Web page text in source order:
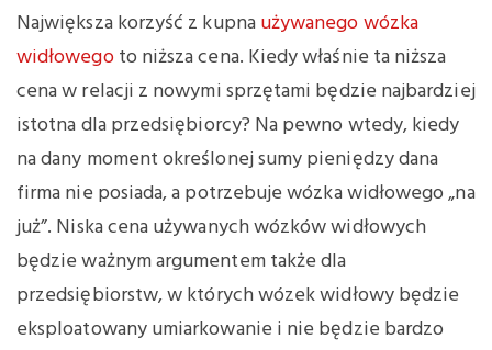
Największa korzyść z kupnaużywanego wózka
widłowegoto niższa cena. Kiedy właśnie ta niższa
cena w relacji z nowymi sprzętami będzie najbardziej
istotna dla przedsiębiorcy? Na pewno wtedy, kiedy
na dany moment określonej sumy pieniędzy dana
firma nie posiada, a potrzebuje wózka widłowego „na
już”. Niska cena używanych wózków widłowych
będzie ważnym argumentem także dla
przedsiębiorstw, w których wózek widłowy będzie
eksploatowany umiarkowanie i nie będzie bardzo